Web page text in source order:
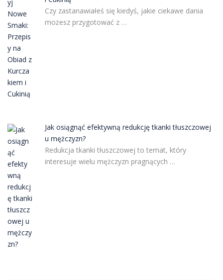
Czy zastanawiałeś się kiedyś, jakie ciekawe dania
możesz przygotować z …
Jak osiągnąć efektywną redukcję tkanki tłuszczowej
u mężczyzn?
Redukcja tkanki tłuszczowej to temat, który
interesuje wielu mężczyzn pragnących …